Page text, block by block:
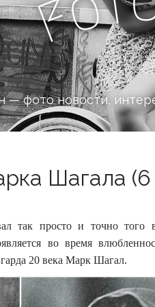
F
— фото новости,
Шагала
так просто и точно того
во время
20 века Марк Шагал.